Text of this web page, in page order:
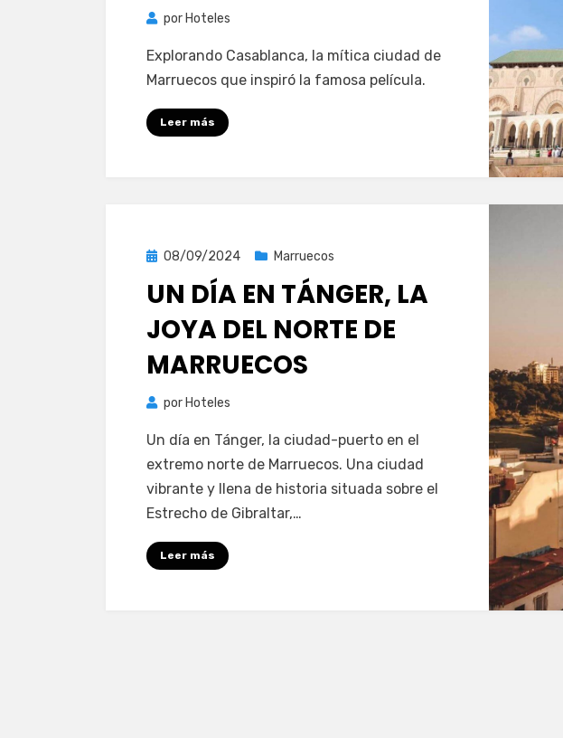
por Hoteles
Explorando Casablanca, la mítica ciudad de
Marruecos que inspiró la famosa película.
Leer más
Publicada
08/09/2024 Marruecos
UN DÍA EN TÁNGER, LA
JOYA DEL NORTE DE
MARRUECOS
por Hoteles
Un día en Tánger, la ciudad-puerto en el
extremo norte de Marruecos. Una ciudad
vibrante y llena de historia situada sobre el
Estrecho de Gibraltar,…
Leer más